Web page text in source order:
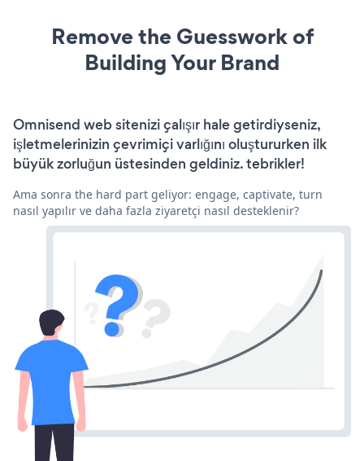
Remove the Guesswork of
Building Your Brand
Omnisend web sitenizi çalışır hale getirdiyseniz,
işletmelerinizin çevrimiçi varlığını oluştururken ilk
büyük zorluğun üstesinden geldiniz. tebrikler!
Ama sonra the hard part geliyor: engage, captivate, turn
nasıl yapılır ve daha fazla ziyaretçi nasıl desteklenir?